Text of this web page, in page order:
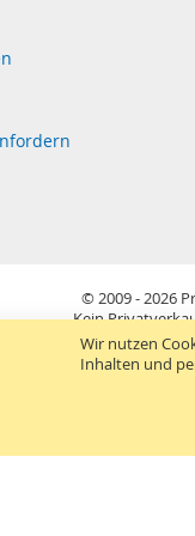
© 2009 - 2026
Kein
Bedarf (§14
Wir nutzen
Inhalten und